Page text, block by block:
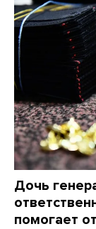
Дочь
помогает